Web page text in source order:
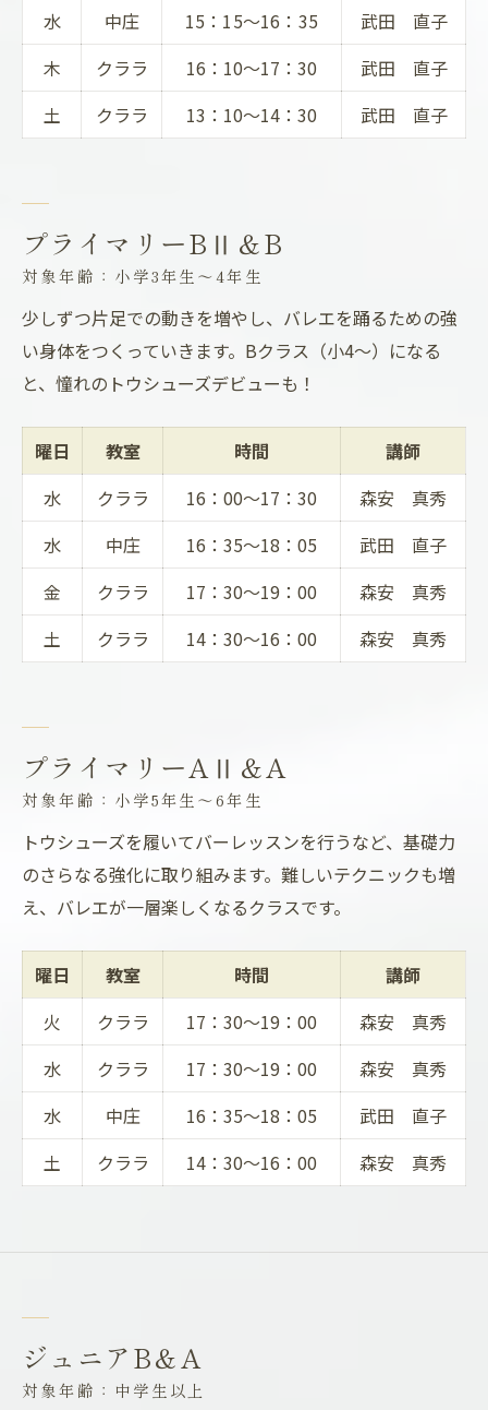
水 中庄 15：15～16：35
武田 直子
木
クララ 16：10～17：30
武田 直子
土
クララ 13：10～14：30 武田 直子
プライマリーBⅡ＆B
対象年齢：小学3年生～4年生
少しずつ片足での動きを増やし、バレエを踊るための強
い身体をつくっていきます。Bクラス（小4～）になる
と、憧れのトウシューズデビューも！
曜日 教室 時間
講師
水
クララ 16：00～17：30
森安 真秀
水
中庄 16：35～18：05
武田 直子
金
クララ 17：30～19：00
森安 真秀
土
クララ 14：30～16：00 森安 真秀
プライマリーAⅡ＆A
対象年齢：小学5年生～6年生
トウシューズを履いてバーレッスンを行うなど、基礎力
のさらなる強化に取り組みます。難しいテクニックも増
え、バレエが一層楽しくなるクラスです。
曜日 教室 時間
講師
火
クララ 17：30～19：00
森安 真秀
水
クララ 17：30～19：00
森安 真秀
水
中庄 16：35～18：05
武田 直子
土
クララ 14：30～16：00 森安 真秀
ジュニアB＆A
対象年齢：中学生以上